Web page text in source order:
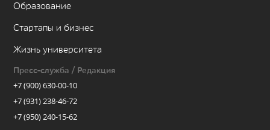
Образование
Стартапы и бизнес
Жизнь университета
Пресс-служба / Редакция
+7 (900) 630-00-10
+7 (931) 238-46-72
+7 (950) 240-15-62